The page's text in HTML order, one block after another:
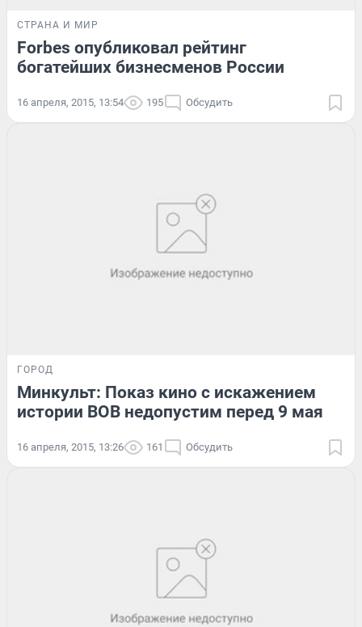
СТРАНА И МИР
Forbes опубликовал рейтинг
богатейших бизнесменов России
16 апреля, 2015, 13:54 195 Обсудить
ГОРОД
Минкульт: Показ кино с искажением
истории ВОВ недопустим перед 9 мая
16 апреля, 2015, 13:26 161 Обсудить